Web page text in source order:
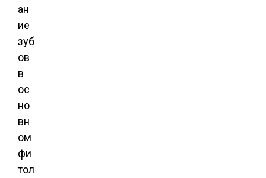
ан
ие
зуб
ов
в
ос
но
вн
ом
фи
тол